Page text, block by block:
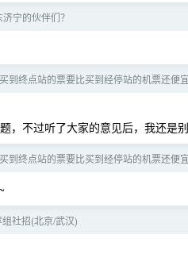
宁的伙伴们？
到终点站的票要比买到经停站的机票还便宜
，不过听了大家的意见后，我还是
到终点站的票要比买到经停站的机票还便宜
社招(北京/武汉)